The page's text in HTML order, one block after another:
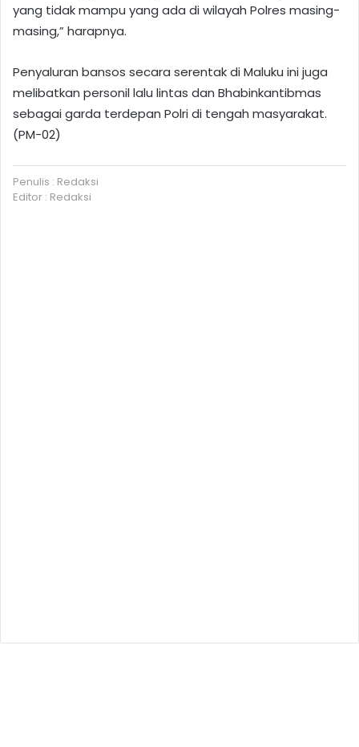
yang tidak mampu yang ada di wilayah Polres masing-
masing,” harapnya.
Penyaluran bansos secara serentak di Maluku ini juga
melibatkan personil lalu lintas dan Bhabinkantibmas
sebagai garda terdepan Polri di tengah masyarakat.
(PM-02)
Penulis : Redaksi
Editor : Redaksi